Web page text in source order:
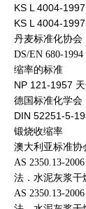
KS L 4004-
KS L 4004-
丹麦标准化协会
DS/EN 680-
缩率的标准
NP 121-1957
德国标准化学会
DIN 52251-5-
锻烧收缩率
澳大利亚标准协
AS 2350.13-
法．水泥灰浆干
AS 2350.13-